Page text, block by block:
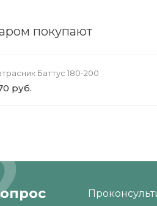
покупают
Баттус 180-200
руб.